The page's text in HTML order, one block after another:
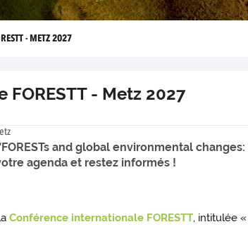
- METZ 2027
- Metz 2027
and global environmental
agenda et restez informés !
Conférence internationale FORESTT, intitulée